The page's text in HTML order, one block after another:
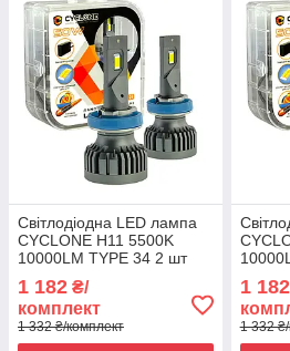
Світлодіодна LED лампа
CYCLONE H11 5500K
10000LM TYPE 34 2 шт
комплект
1 182 ₴/
комплект
1 332 ₴/комплект
1 182
1 332